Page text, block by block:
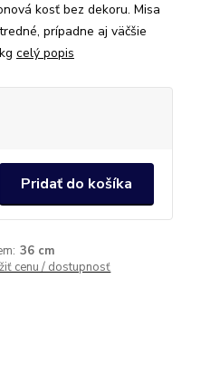
kosť bez dekoru. Misa
prípadne aj väčšie
celý popis
Pridať do košíka
36 cm
cenu / dostupnosť